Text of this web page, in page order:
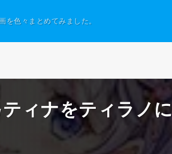
を色々まとめてみました。
ィナをティラノに